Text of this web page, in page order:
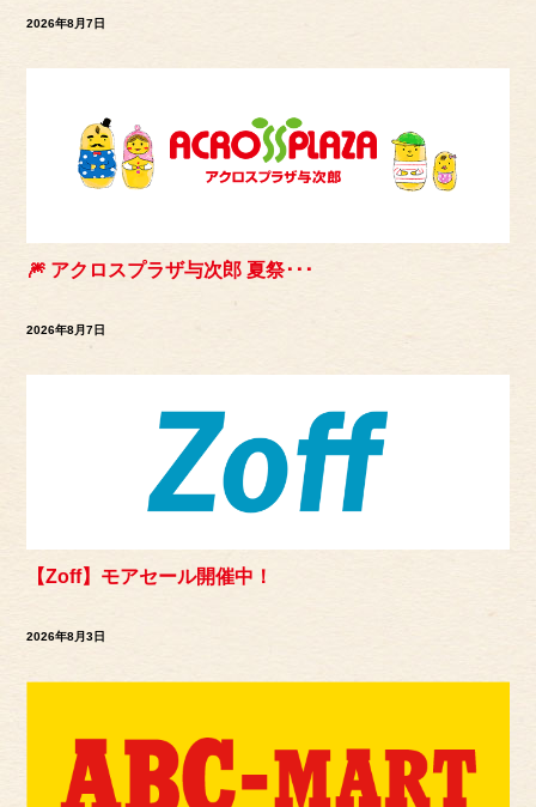
2026年8月7日
🎆 アクロスプラザ与次郎 夏祭･･･
2026年8月7日
【Zoff】モアセール開催中！
2026年8月3日